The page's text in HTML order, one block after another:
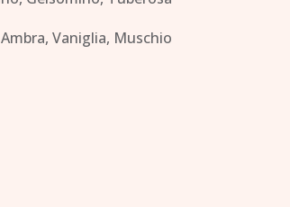
Vaniglia, Muschio